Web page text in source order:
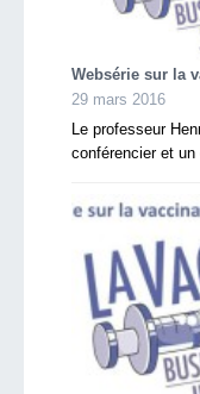
Websérie sur la
29 mars 2016
Le professeur
conférencier et